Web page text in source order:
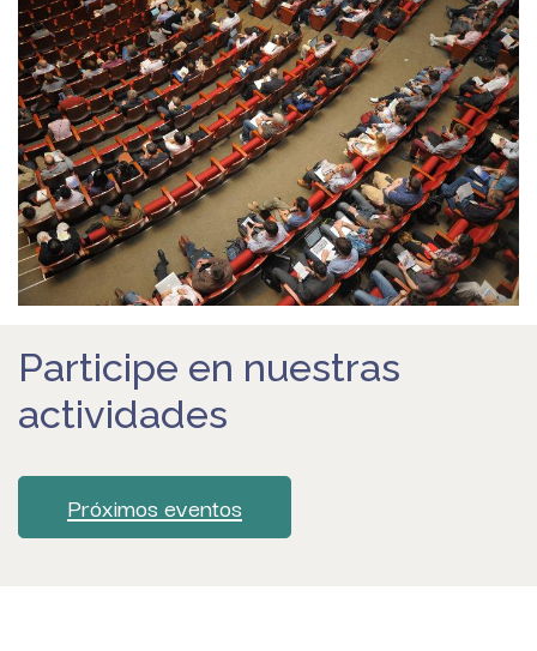
Participe en nuestras
actividades
Próximos eventos